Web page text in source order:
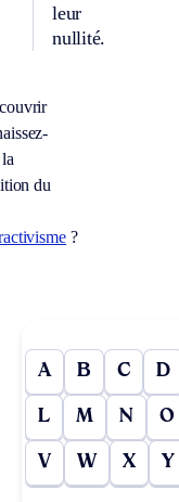
leur
nullité.
du
?
A B C D
L M N O
V W X Y